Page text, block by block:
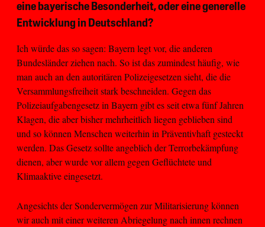
eine bayerische Besonderheit, oder eine generelle
Entwicklung in Deutschland?
Ich würde das so sagen: Bayern legt vor, die anderen
Bundesländer ziehen nach. So ist das zumindest häufig, wie
man auch an den autoritären Polizeigesetzen sieht, die die
Versammlungsfreiheit stark beschneiden. Gegen das
Polizeiaufgabengesetz in Bayern gibt es seit etwa fünf Jahren
Klagen, die aber bisher mehrheitlich liegen geblieben sind
und so können Menschen weiterhin in Präventivhaft gesteckt
werden. Das Gesetz sollte angeblich der Terrorbekämpfung
dienen, aber wurde vor allem gegen Geflüchtete und
Klimaaktive eingesetzt.
Angesichts der Sondervermögen zur Militarisierung können
wir auch mit einer weiteren Abriegelung nach innen rechnen